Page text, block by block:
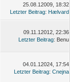
25.08.12009, 18:32
Letzter Beitrag: Hælvard
09.11.12012, 22:36
Letzter Beitrag: Benu
04.01.12024, 17:54
Letzter Beitrag: Cnejna